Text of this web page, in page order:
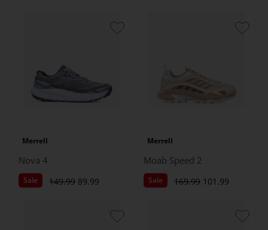
Merrell
Nova 4
Sale 149.99 89.99
Merrell
Moab Speed 2
Sale 169.99 101.99